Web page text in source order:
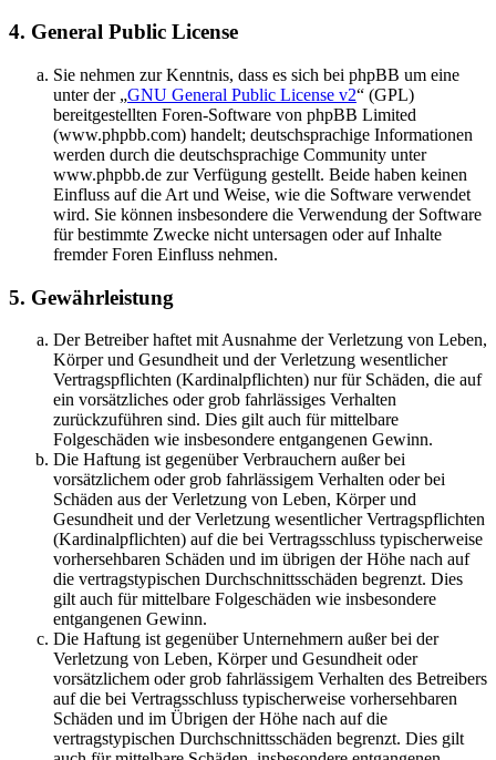
4. General Public License
Sie nehmen zur Kenntnis, dass es sich bei phpBB um eine
unter der „GNU General Public License v2“ (GPL)
bereitgestellten Foren-Software von phpBB Limited
(www.phpbb.com) handelt; deutschsprachige Informationen
werden durch die deutschsprachige Community unter
www.phpbb.de zur Verfügung gestellt. Beide haben keinen
Einfluss auf die Art und Weise, wie die Software verwendet
wird. Sie können insbesondere die Verwendung der Software
für bestimmte Zwecke nicht untersagen oder auf Inhalte
fremder Foren Einfluss nehmen.
5. Gewährleistung
Der Betreiber haftet mit Ausnahme der Verletzung von Leben,
Körper und Gesundheit und der Verletzung wesentlicher
Vertragspflichten (Kardinalpflichten) nur für Schäden, die auf
ein vorsätzliches oder grob fahrlässiges Verhalten
zurückzuführen sind. Dies gilt auch für mittelbare
Folgeschäden wie insbesondere entgangenen Gewinn.
Die Haftung ist gegenüber Verbrauchern außer bei
vorsätzlichem oder grob fahrlässigem Verhalten oder bei
Schäden aus der Verletzung von Leben, Körper und
Gesundheit und der Verletzung wesentlicher Vertragspflichten
(Kardinalpflichten) auf die bei Vertragsschluss typischerweise
vorhersehbaren Schäden und im übrigen der Höhe nach auf
die vertragstypischen Durchschnittsschäden begrenzt. Dies
gilt auch für mittelbare Folgeschäden wie insbesondere
entgangenen Gewinn.
Die Haftung ist gegenüber Unternehmern außer bei der
Verletzung von Leben, Körper und Gesundheit oder
vorsätzlichem oder grob fahrlässigem Verhalten des Betreibers
auf die bei Vertragsschluss typischerweise vorhersehbaren
Schäden und im Übrigen der Höhe nach auf die
vertragstypischen Durchschnittsschäden begrenzt. Dies gilt